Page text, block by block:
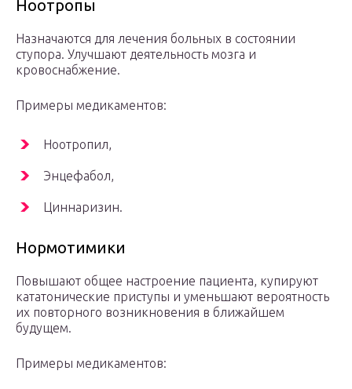
Ноотропы
Назначаются для лечения больных в состоянии
ступора. Улучшают деятельность мозга и
кровоснабжение.
Примеры медикаментов:
Ноотропил,
Энцефабол,
Циннаризин.
Нормотимики
Повышают общее настроение пациента, купируют
кататонические приступы и уменьшают вероятность
их повторного возникновения в ближайшем
будущем.
Примеры медикаментов: